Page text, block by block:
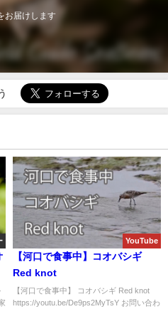
お届けします
YouTube
【河口で食事中】コオバシギ
Red knot
【河口で食事中】 コオバシギ Red knot
https://youtu.be/De9ps2MyTsY お問い合わ